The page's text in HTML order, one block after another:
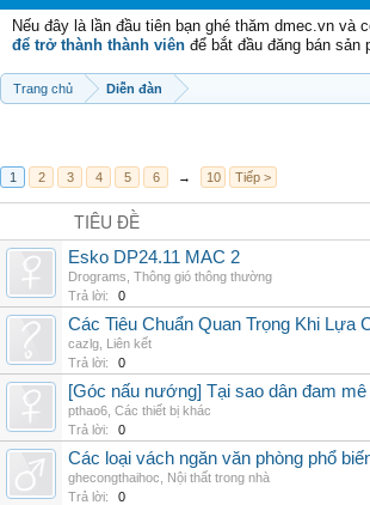
Nếu đây là lần đầu tiên bạn ghé thăm dmec.vn và
để trở thành thành viên để bắt đầu đăng bán sản
Trang chủ Diễn đàn
1 2 3 4 5 6 → 10 Tiếp >
TIÊU ĐỀ
Esko DP24.11 MAC 2
Drograms Thông gió thông thường
Trả lời:
0
Các Tiêu Chuẩn Quan Trọng Khi Lựa
cazlg Liên kết
Trả lời:
0
[Góc nấu nướng] Tại sao dân đam
pthao6 Các thiết bị khác
Trả lời:
0
Các loại vách ngăn văn phòng phổ
ghecongthaihoc
Nội thất trong nhà
Trả lời:
0